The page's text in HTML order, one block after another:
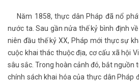
Năm 1858, thực dân Pháp đã nổ
nước ta. Sau gần nửa thế kỷ bình định
niên đầu thế kỷ XX, Pháp mới thực sự
cuộc khai thác thuộc địa, cơ cấu xã hội
sâu sắc. Trong hoàn cảnh đó, bắt nguồn
chính sách khai hóa của thực dân Pháp